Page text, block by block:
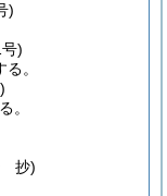
)
)
。
。
抄)